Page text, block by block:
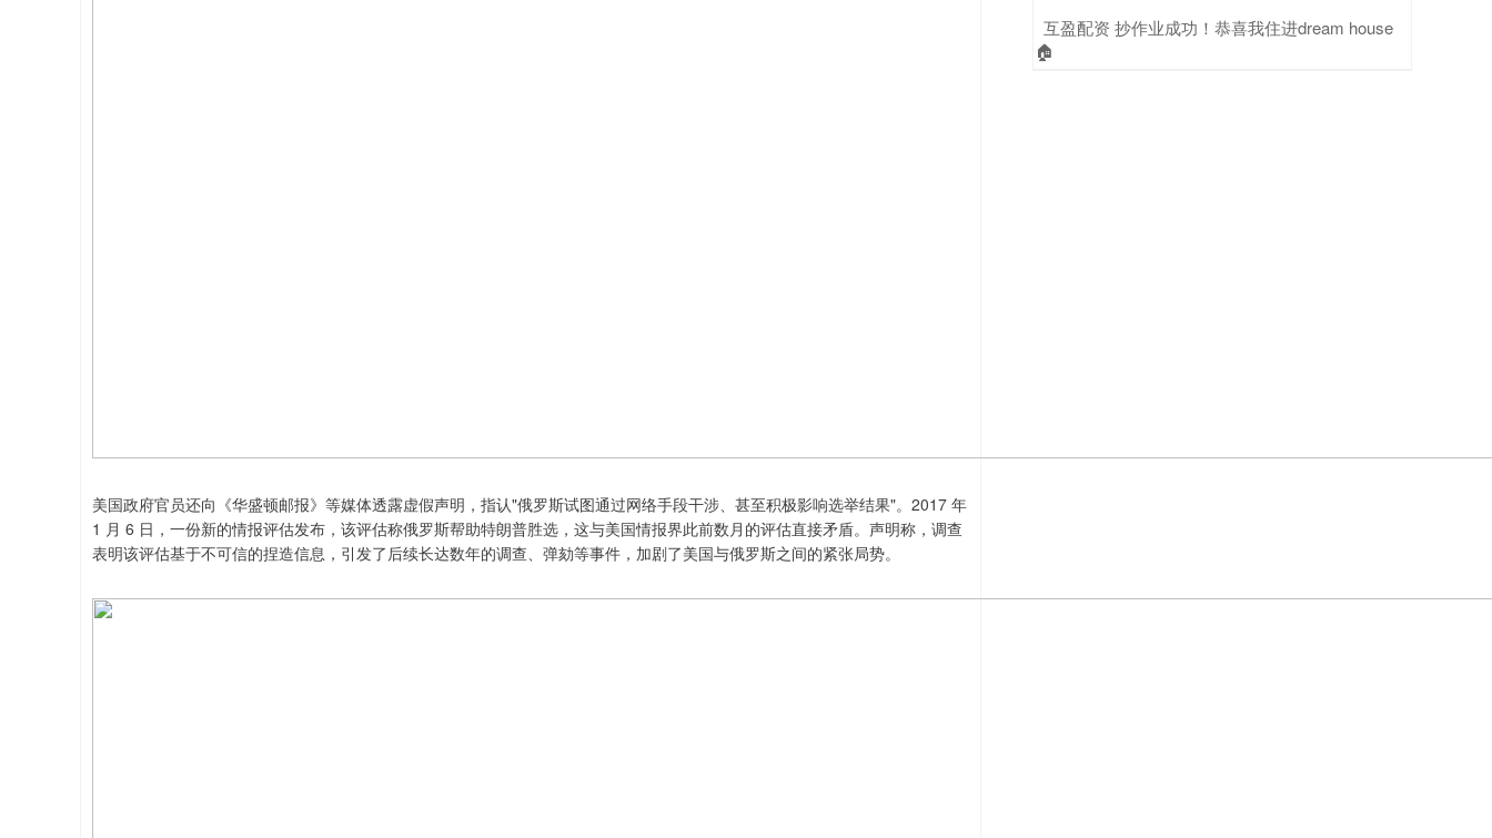
美国政府官员还向《华盛顿邮报》等媒体透露虚假声明，指认"俄罗斯试图通过网络手段干涉、甚至积极影响选举结果"。2017 年
1 月 6 日，一份新的情报评估发布，该评估称俄罗斯帮助特朗普胜选，这与美国情报界此前数月的评估直接矛盾。声明称，调查
表明该评估基于不可信的捏造信息，引发了后续长达数年的调查、弹劾等事件，加剧了美国与俄罗斯之间的紧张局势。
​互盈配资 抄作业成功！恭喜我住进dream house
🏠